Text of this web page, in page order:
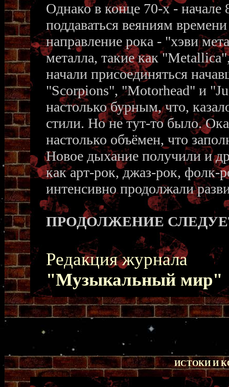
Однако в конце 70-х -
поддаваться веяниям
направление рока - "хэви
металла, такие как
начали присоединяться
"Scorpions", "Motorhead" и
настолько бурным, что,
стили. Но не тут-то было.
настолько объёмен, что
Новое дыхание получили и
как арт-рок, джаз-рок, фолк-
интенсивно продолжали
ПРОДОЛЖЕНИЕ
Редакция журнала
"Музыкальный мир"
ИСТОКИ И